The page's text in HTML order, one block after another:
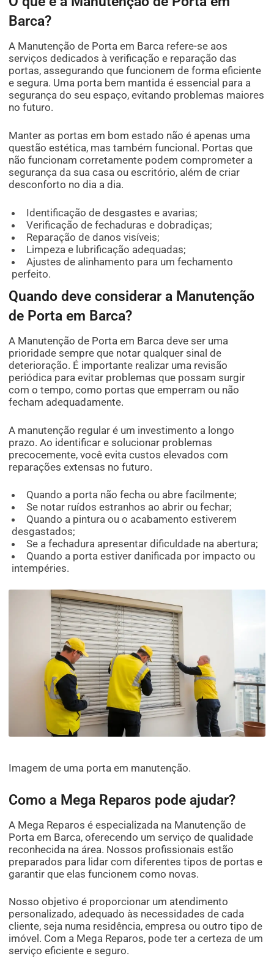
Barca?
A Manutenção de Porta em Barca refere-se aos
serviços dedicados à verificação e reparação das
portas, assegurando que funcionem de forma eficiente
e segura. Uma porta bem mantida é essencial para a
segurança do seu espaço, evitando problemas maiores
no futuro.
Manter as portas em bom estado não é apenas uma
questão estética, mas também funcional. Portas que
não funcionam corretamente podem comprometer a
segurança da sua casa ou escritório, além de criar
desconforto no dia a dia.
Identificação de desgastes e avarias;
Verificação de fechaduras e dobradiças;
Reparação de danos visíveis;
Limpeza e lubrificação adequadas;
Ajustes de alinhamento para um fechamento
perfeito.
Quando deve considerar a Manutenção
de Porta em Barca?
A Manutenção de Porta em Barca deve ser uma
prioridade sempre que notar qualquer sinal de
deterioração. É importante realizar uma revisão
periódica para evitar problemas que possam surgir
com o tempo, como portas que emperram ou não
fecham adequadamente.
A manutenção regular é um investimento a longo
prazo. Ao identificar e solucionar problemas
precocemente, você evita custos elevados com
reparações extensas no futuro.
Quando a porta não fecha ou abre facilmente;
Se notar ruídos estranhos ao abrir ou fechar;
Quando a pintura ou o acabamento estiverem
desgastados;
Se a fechadura apresentar dificuldade na abertura;
Quando a porta estiver danificada por impacto ou
intempéries.
Imagem de uma porta em manutenção.
Como a Mega Reparos pode ajudar?
A Mega Reparos é especializada na Manutenção de
Porta em Barca, oferecendo um serviço de qualidade
reconhecida na área. Nossos profissionais estão
preparados para lidar com diferentes tipos de portas e
garantir que elas funcionem como novas.
Nosso objetivo é proporcionar um atendimento
personalizado, adequado às necessidades de cada
cliente, seja numa residência, empresa ou outro tipo de
imóvel. Com a Mega Reparos, pode ter a certeza de um
serviço eficiente e seguro.